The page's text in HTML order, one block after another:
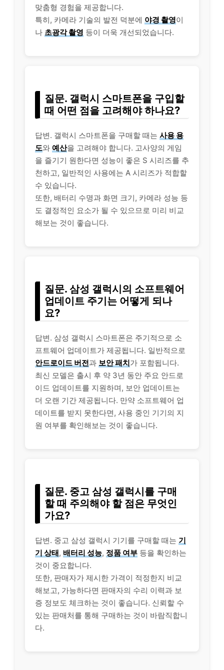
맞춤형 경험을 제공합니다.
특히, 카메라 기술의 발전 덕분에 야경 촬영이
나 초광각 촬영 등이 더욱 개선되었습니다.
질문. 갤럭시 스마트폰을 구입할
때 어떤 점을 고려해야 하나요?
답변. 갤럭시 스마트폰을 구매할 때는 사용 용
도와 예산을 고려해야 합니다. 고사양의 게임
을 즐기기 원한다면 성능이 좋은 S 시리즈를 추
천하고, 일반적인 사용에는 A 시리즈가 적합할
수 있습니다.
또한, 배터리 수명과 화면 크기, 카메라 성능 등
도 결정적인 요소가 될 수 있으므로 미리 비교
해보는 것이 좋습니다.
질문. 삼성 갤럭시의 소프트웨어
업데이트 주기는 어떻게 되나
요?
답변. 삼성 갤럭시 스마트폰은 주기적으로 소
프트웨어 업데이트가 제공됩니다. 일반적으로
안드로이드 버전과 보안 패치가 포함됩니다.
최신 모델은 출시 후 약 3년 동안 주요 안드로
이드 업데이트를 지원하며, 보안 업데이트는
더 오랜 기간 제공됩니다. 만약 소프트웨어 업
데이트를 받지 못한다면, 사용 중인 기기의 지
원 여부를 확인해보는 것이 좋습니다.
질문. 중고 삼성 갤럭시를 구매
할 때 주의해야 할 점은 무엇인
가요?
답변. 중고 삼성 갤럭시 기기를 구매할 때는 기
기 상태, 배터리 성능, 정품 여부 등을 확인하는
것이 중요합니다.
또한, 판매자가 제시한 가격이 적정한지 비교
해보고, 가능하다면 판매자의 수리 이력과 보
증 정보도 체크하는 것이 좋습니다. 신뢰할 수
있는 판매처를 통해 구매하는 것이 바람직합니
다.